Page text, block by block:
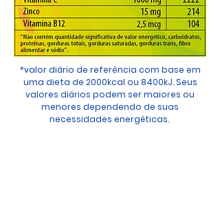
*valor diário de referência com base em
uma dieta de 2000kcal ou 8400kJ. Seus
valores diários podem ser maiores ou
menores dependendo de suas
necessidades energéticas.